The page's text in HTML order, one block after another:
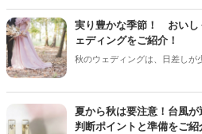
実り豊かな季節！ おいし
ェディングをご紹介！
秋のウェディングは、日差しが
色々なことへの行動的がみな
クして準備を進めましょう♪
夏から秋は要注意！台風
判断ポイントと準備をご紹